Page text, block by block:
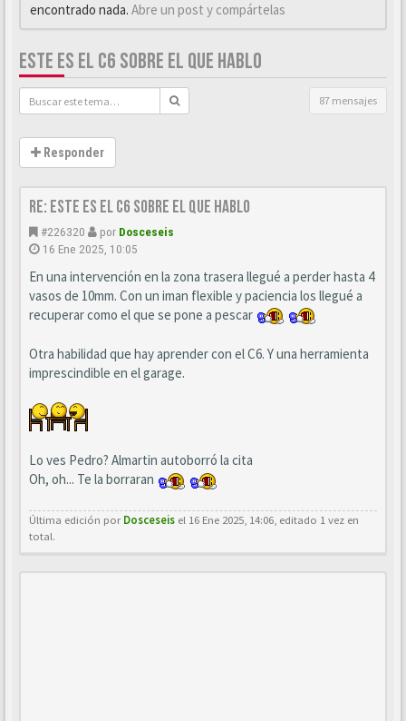
encontrado nada. Abre un post y compártelas
ESTE ES EL C6 SOBRE EL QUE HABLO
87 mensajes
Responder
Re: este es el c6 sobre el que hablo
#226320 por Dosceseis
16 Ene 2025, 10:05
En una intervención en la zona trasera llegué a perder hasta 4
vasos de 10mm. Con un iman flexible y paciencia los llegué a
recuperar como el que se pone a pescar
Otra habilidad que hay aprender con el C6. Y una herramienta
imprescindible en el garage.
Lo ves Pedro? Almartin autoborró la cita
Oh, oh... Te la borraran
Última edición porDosceseis el 16 Ene 2025, 14:06, editado 1 vez en
total.